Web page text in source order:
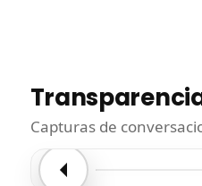
Capturas de